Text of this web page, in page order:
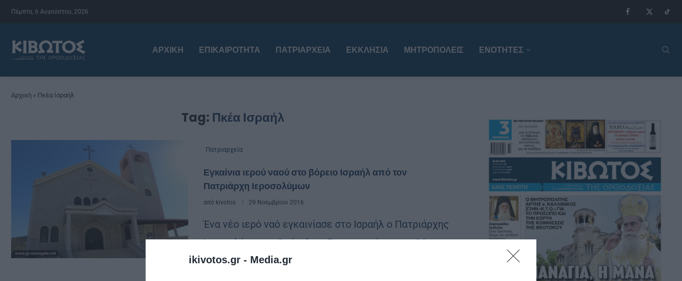
ikivotos.gr - Media.gr
Πέμπτη, 6 Αυγούστου, 2026
ΑΡΧΙΚΉ ΕΠΙΚΑΙΡΌΤΗΤΑ ΠΑΤΡΙΑΡΧΕΊΑ ΕΚΚΛΗΣΊΑ ΜΗΤΡΟΠΌΛΕΙΣ ΕΝΟΤΗΤΕΣ
Αρχική » Πκέα Ισραήλ
Tag: Πκέα Ισραήλ
Πατριαρχεία
Εγκαίνια ιερού ναού στο βόρειο Ισραήλ από τον
Πατριάρχη Ιεροσολύμων
από kivotos 29 Νοεμβρίου 2016
Ένα νέο ιερό ναό εγκαινίασε στο Ισραήλ ο Πατριάρχης
Ιεροσολύμων κ. Θεόφιλος. Συγκεκριμένα στις 26
Νοεμβρίου έγιναν τα εγκαίνια του ι. ν. Αγίου Γεωργίου